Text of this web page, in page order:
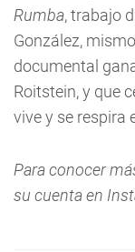
Rumba, trabajo
González,
documental
Roitstein, y que
vive y se respira
Para conocer
su cuenta en